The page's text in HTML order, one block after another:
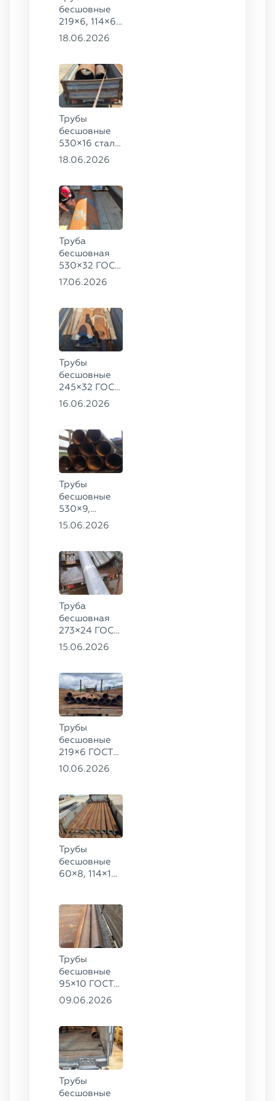
бесшовные
219×6, 114×6,
57×6 ГОСТ
18.06.2026
Трубы
бесшовные
530×16 сталь
13ХФА,
18.06.2026
Труба
бесшовная
530×32 ГОСТ
8732-78, ст.
17.06.2026
Трубы
бесшовные
245×32 ГОСТ
8732-78, ст.
16.06.2026
Трубы
бесшовные
530×9,
530×10 ст.
15.06.2026
Труба
бесшовная
273×24 ГОСТ
9941-81 сталь
15.06.2026
Трубы
бесшовные
219×6 ГОСТ
8732-78, ст.
10.06.2026
Трубы
бесшовные
60×8, 114×10,
8732-78, ст.
20
Трубы
бесшовные
95×10 ГОСТ
8732-78, ст.
09.06.2026
Трубы
бесшовные